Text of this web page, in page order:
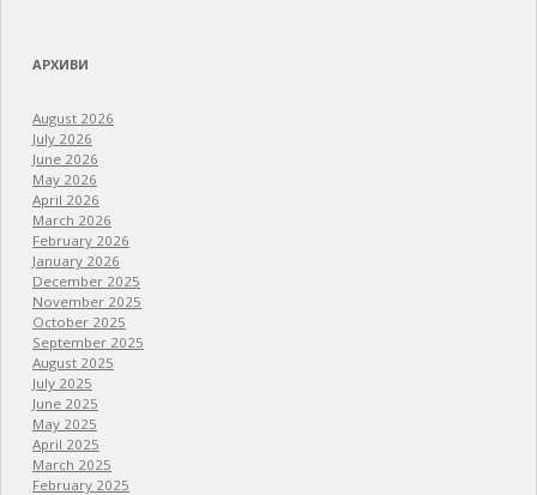
АРХИВИ
August 2026
July 2026
June 2026
May 2026
April 2026
March 2026
February 2026
January 2026
December 2025
November 2025
October 2025
September 2025
August 2025
July 2025
June 2025
May 2025
April 2025
March 2025
February 2025